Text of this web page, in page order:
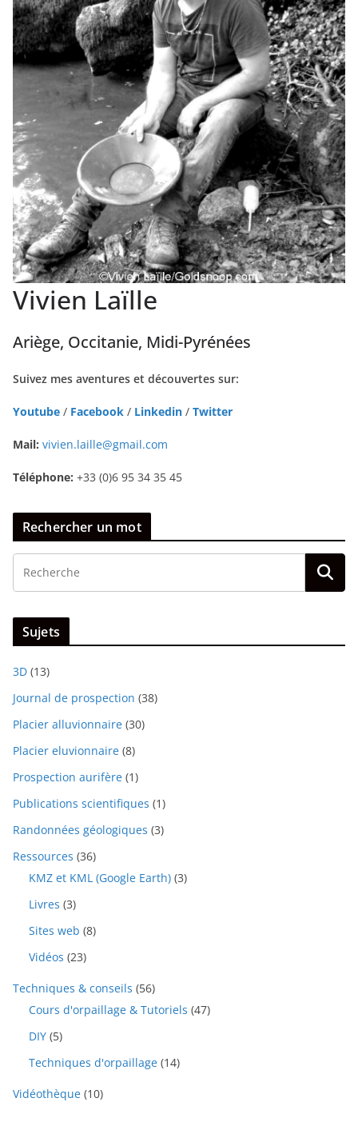
Vivien Laïlle
Ariège, Occitanie, Midi-Pyrénées
Suivez mes aventures et découvertes sur:
Youtube / Facebook / Linkedin / Twitter
Mail: vivien.laille@gmail.com
Téléphone: +33 (0)6 95 34 35 45
Rechercher un mot
Sujets
3D (13)
Journal de prospection (38)
Placier alluvionnaire (30)
Placier eluvionnaire (8)
Prospection aurifère (1)
Publications scientifiques (1)
Randonnées géologiques (3)
Ressources (36)
KMZ et KML (Google Earth) (3)
Livres (3)
Sites web (8)
Vidéos (23)
Techniques & conseils (56)
Cours d'orpaillage & Tutoriels (47)
DIY (5)
Techniques d'orpaillage (14)
Vidéothèque (10)